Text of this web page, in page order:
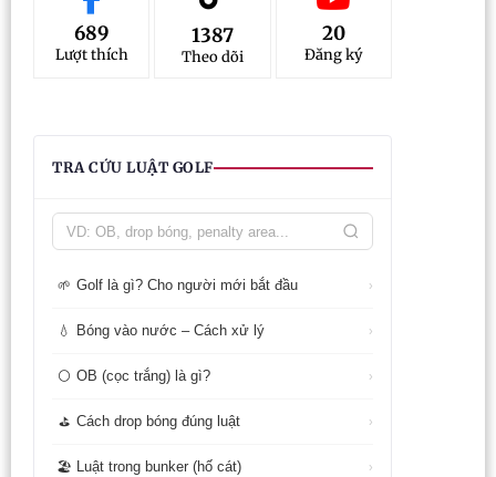
689
Lượt thích
1387
Theo dõi
20
Đăng ký
TRA CỨU LUẬT GOLF
🌱 Golf là gì? Cho người mới bắt đầu ›
💧 Bóng vào nước – Cách xử lý ›
⚪ OB (cọc trắng) là gì? ›
⛳ Cách drop bóng đúng luật ›
🏖️ Luật trong bunker (hố cát) ›